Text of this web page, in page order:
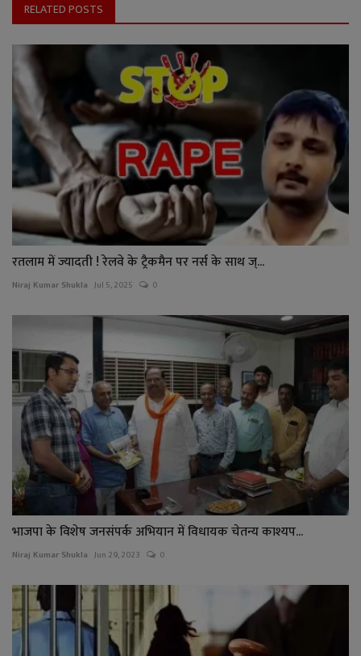
RELATED POSTS
रतलाम में ज्यादती ! रेलवे के ट्रैकमैन पर नर्स के साथ ज्...
Niraj Kumar Shukla Jul 5, 2025 0
भाजपा के विशेष जनसंपर्क अभियान में विधायक चेतन्य काश्यप...
Niraj Kumar Shukla Jun 29, 2023 0